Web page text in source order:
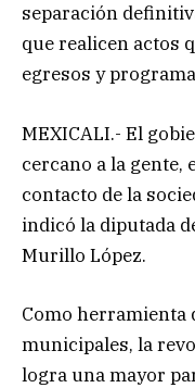
separación
que realicen actos
egresos y
MEXICALI.- El
cercano a la gente,
contacto de la
indicó la diputada
Murillo López.
Como herramienta
municipales, la
logra una mayor